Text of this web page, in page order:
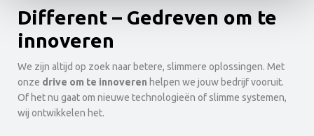
Different – Gedreven om te
innoveren
We zijn altijd op zoek naar betere, slimmere oplossingen. Met
onze drive om te innoveren helpen we jouw bedrijf vooruit.
Of het nu gaat om nieuwe technologieën of slimme systemen,
wij ontwikkelen het.